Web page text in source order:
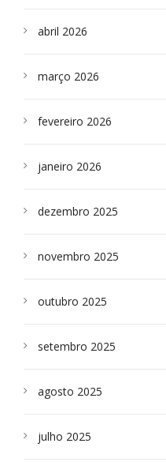
abril 2026
março 2026
fevereiro 2026
janeiro 2026
dezembro 2025
novembro 2025
outubro 2025
setembro 2025
agosto 2025
julho 2025